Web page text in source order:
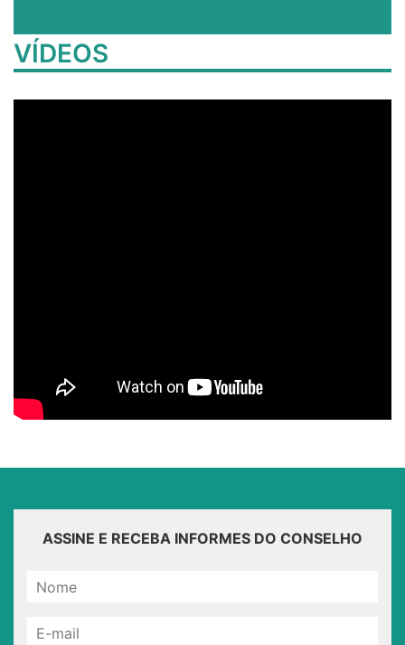
VÍDEOS
ASSINE E RECEBA INFORMES DO CONSELHO